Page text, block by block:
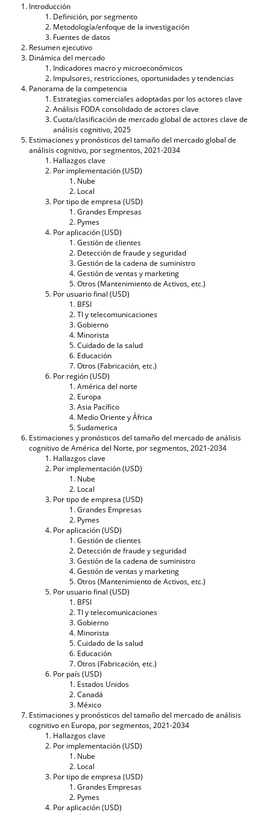
Introducción
Definición, por segmento
Metodología/enfoque de la investigación
Fuentes de datos
Resumen ejecutivo
Dinámica del mercado
Indicadores macro y microeconómicos
Impulsores, restricciones, oportunidades y tendencias
Panorama de la competencia
Estrategias comerciales adoptadas por los actores clave
Análisis FODA consolidado de actores clave
Cuota/clasificación de mercado global de actores clave de
análisis cognitivo, 2025
Estimaciones y pronósticos del tamaño del mercado global de
análisis cognitivo, por segmentos, 2021-2034
Hallazgos clave
Por implementación (USD)
Nube
Local
Por tipo de empresa (USD)
Grandes Empresas
Pymes
Por aplicación (USD)
Gestión de clientes
Detección de fraude y seguridad
Gestión de la cadena de suministro
Gestión de ventas y marketing
Otros (Mantenimiento de Activos, etc.)
Por usuario final (USD)
BFSI
TI y telecomunicaciones
Gobierno
Minorista
Cuidado de la salud
Educación
Otros (Fabricación, etc.)
Por región (USD)
América del norte
Europa
Asia Pacífico
Medio Oriente y África
Sudamerica
Estimaciones y pronósticos del tamaño del mercado de análisis
cognitivo de América del Norte, por segmentos, 2021-2034
Hallazgos clave
Por implementación (USD)
Nube
Local
Por tipo de empresa (USD)
Grandes Empresas
Pymes
Por aplicación (USD)
Gestión de clientes
Detección de fraude y seguridad
Gestión de la cadena de suministro
Gestión de ventas y marketing
Otros (Mantenimiento de Activos, etc.)
Por usuario final (USD)
BFSI
TI y telecomunicaciones
Gobierno
Minorista
Cuidado de la salud
Educación
Otros (Fabricación, etc.)
Por país (USD)
Estados Unidos
Canadá
México
Estimaciones y pronósticos del tamaño del mercado de análisis
cognitivo en Europa, por segmentos, 2021-2034
Hallazgos clave
Por implementación (USD)
Nube
Local
Por tipo de empresa (USD)
Grandes Empresas
Pymes
Por aplicación (USD)